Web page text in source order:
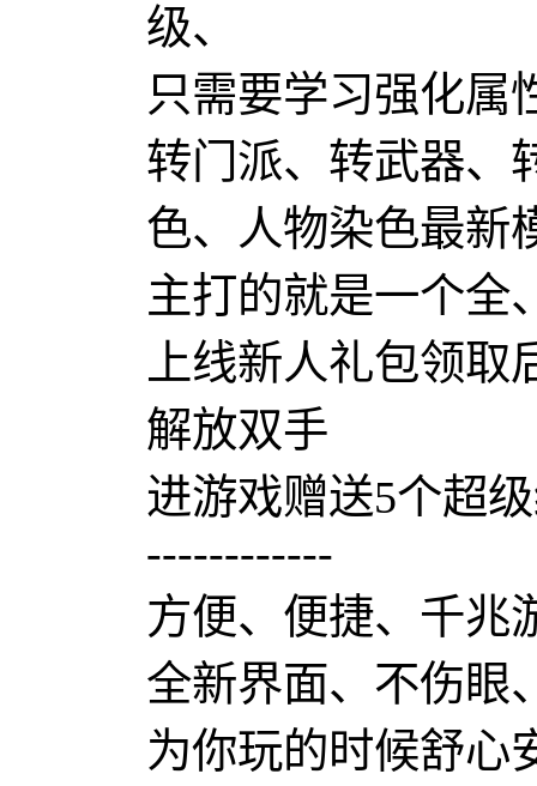
级、
只需要学习强化属
转门派、转武器、
色、人物染色最新
主打的就是一个全
上线新人礼包领
解放双手
进游戏赠送5个超
------------
方便、便捷、千兆
全新界面、不伤眼
为你玩的时候舒心